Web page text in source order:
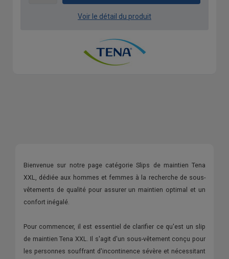
Voir le détail du produit
Bienvenue sur notre page catégorie Slips de maintien Tena
XXL, dédiée aux hommes et femmes à la recherche de sous-
vêtements de qualité pour assurer un maintien optimal et un
confort inégalé.
Pour commencer, il est essentiel de clarifier ce qu'est un slip
de maintien Tena XXL. Il s'agit d'un sous-vêtement conçu pour
les personnes souffrant d'incontinence sévère et nécessitant